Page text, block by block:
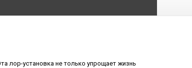
лор-установка не только упрощает жизнь